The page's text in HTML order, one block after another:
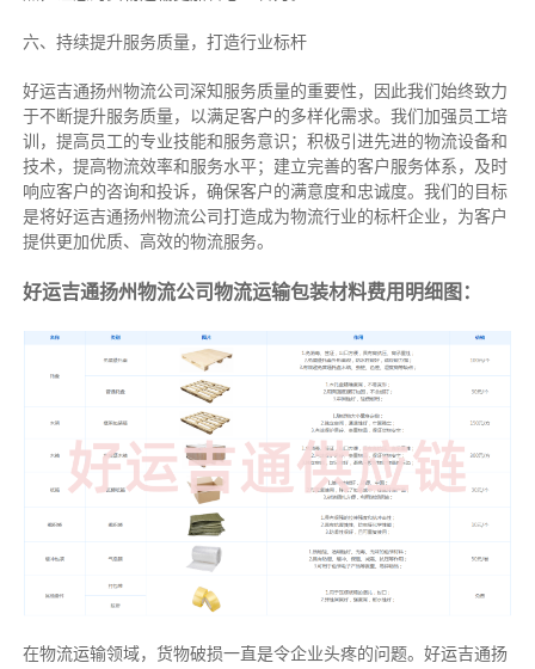
六、持续提升服务质量，打造行业标杆
好运吉通扬州物流公司深知服务质量的重要性，因此我们始终致力
于不断提升服务质量，以满足客户的多样化需求。我们加强员工培
训，提高员工的专业技能和服务意识；积极引进先进的物流设备和
技术，提高物流效率和服务水平；建立完善的客户服务体系，及时
响应客户的咨询和投诉，确保客户的满意度和忠诚度。我们的目标
是将好运吉通扬州物流公司打造成为物流行业的标杆企业，为客户
提供更加优质、高效的物流服务。
好运吉通扬州物流公司物流运输包装材料费用明细图：
在物流运输领域，货物破损一直是令企业头疼的问题。好运吉通扬